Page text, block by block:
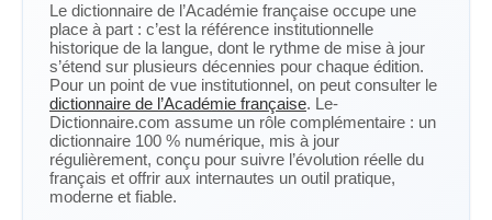
Le dictionnaire de l’Académie française occupe une
place à part : c’est la référence institutionnelle
historique de la langue, dont le rythme de mise à jour
s’étend sur plusieurs décennies pour chaque édition.
Pour un point de vue institutionnel, on peut consulter le
dictionnaire de l’Académie française. Le-
Dictionnaire.com assume un rôle complémentaire : un
dictionnaire 100 % numérique, mis à jour
régulièrement, conçu pour suivre l’évolution réelle du
français et offrir aux internautes un outil pratique,
moderne et fiable.